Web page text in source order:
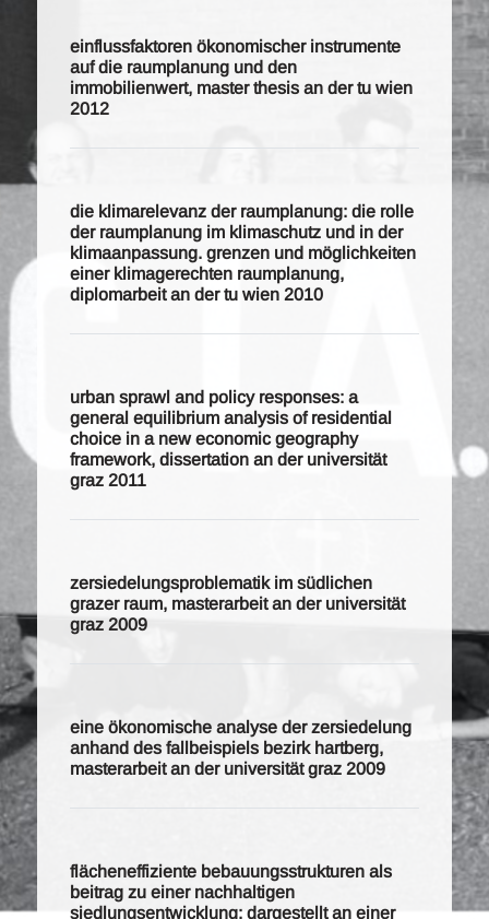
einflussfaktoren ökonomischer instrumente
auf die raumplanung und den
immobilienwert, master thesis an der tu wien
2012
die klimarelevanz der raumplanung: die rolle
der raumplanung im klimaschutz und in der
klimaanpassung. grenzen und möglichkeiten
einer klimagerechten raumplanung,
diplomarbeit an der tu wien 2010
urban sprawl and policy responses: a
general equilibrium analysis of residential
choice in a new economic geography
framework, dissertation an der universität
graz 2011
zersiedelungsproblematik im südlichen
grazer raum, masterarbeit an der universität
graz 2009
eine ökonomische analyse der zersiedelung
anhand des fallbeispiels bezirk hartberg,
masterarbeit an der universität graz 2009
flächeneffiziente bebauungsstrukturen als
beitrag zu einer nachhaltigen
siedlungsentwicklung: dargestellt an einer